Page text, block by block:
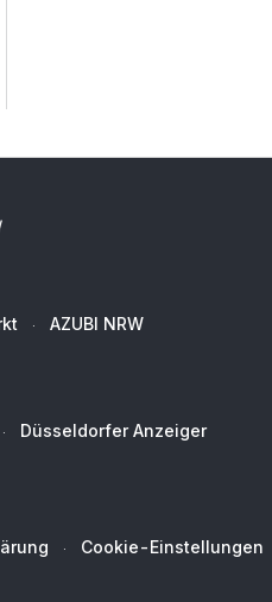
AZUBI NRW
Düsseldorfer Anzeiger
Cookie-Einstellungen